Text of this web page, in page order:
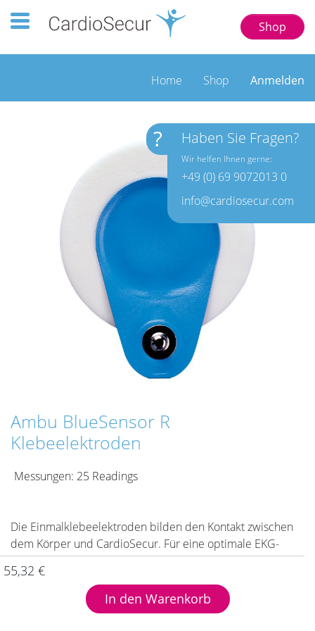
Shop
Toggle navigation 123 77777
Home Shop Anmelden
Ambu BlueSensor R
Klebeelektroden
55,32 €
In den Warenkorb
Messungen: 25 Readings
Die Einmalklebeelektroden bilden den Kontakt zwischen
dem Körper und CardioSecur. Für eine optimale EKG-
Signalqualität, nutzen Sie für CardioSecur bitte
ausschließlich diese Naßgelklebeelektroden. Naßgel bildet
sehr schnell einen guten Kontakt zur Haut. Die Leitfähigkeit
erhöht sich in den weiteren Minuten nach der Klebung.
? Haben Sie Fragen?
Wir helfen Ihnen gerne:
+49 (0) 69 9072013 0
info@cardiosecur.com